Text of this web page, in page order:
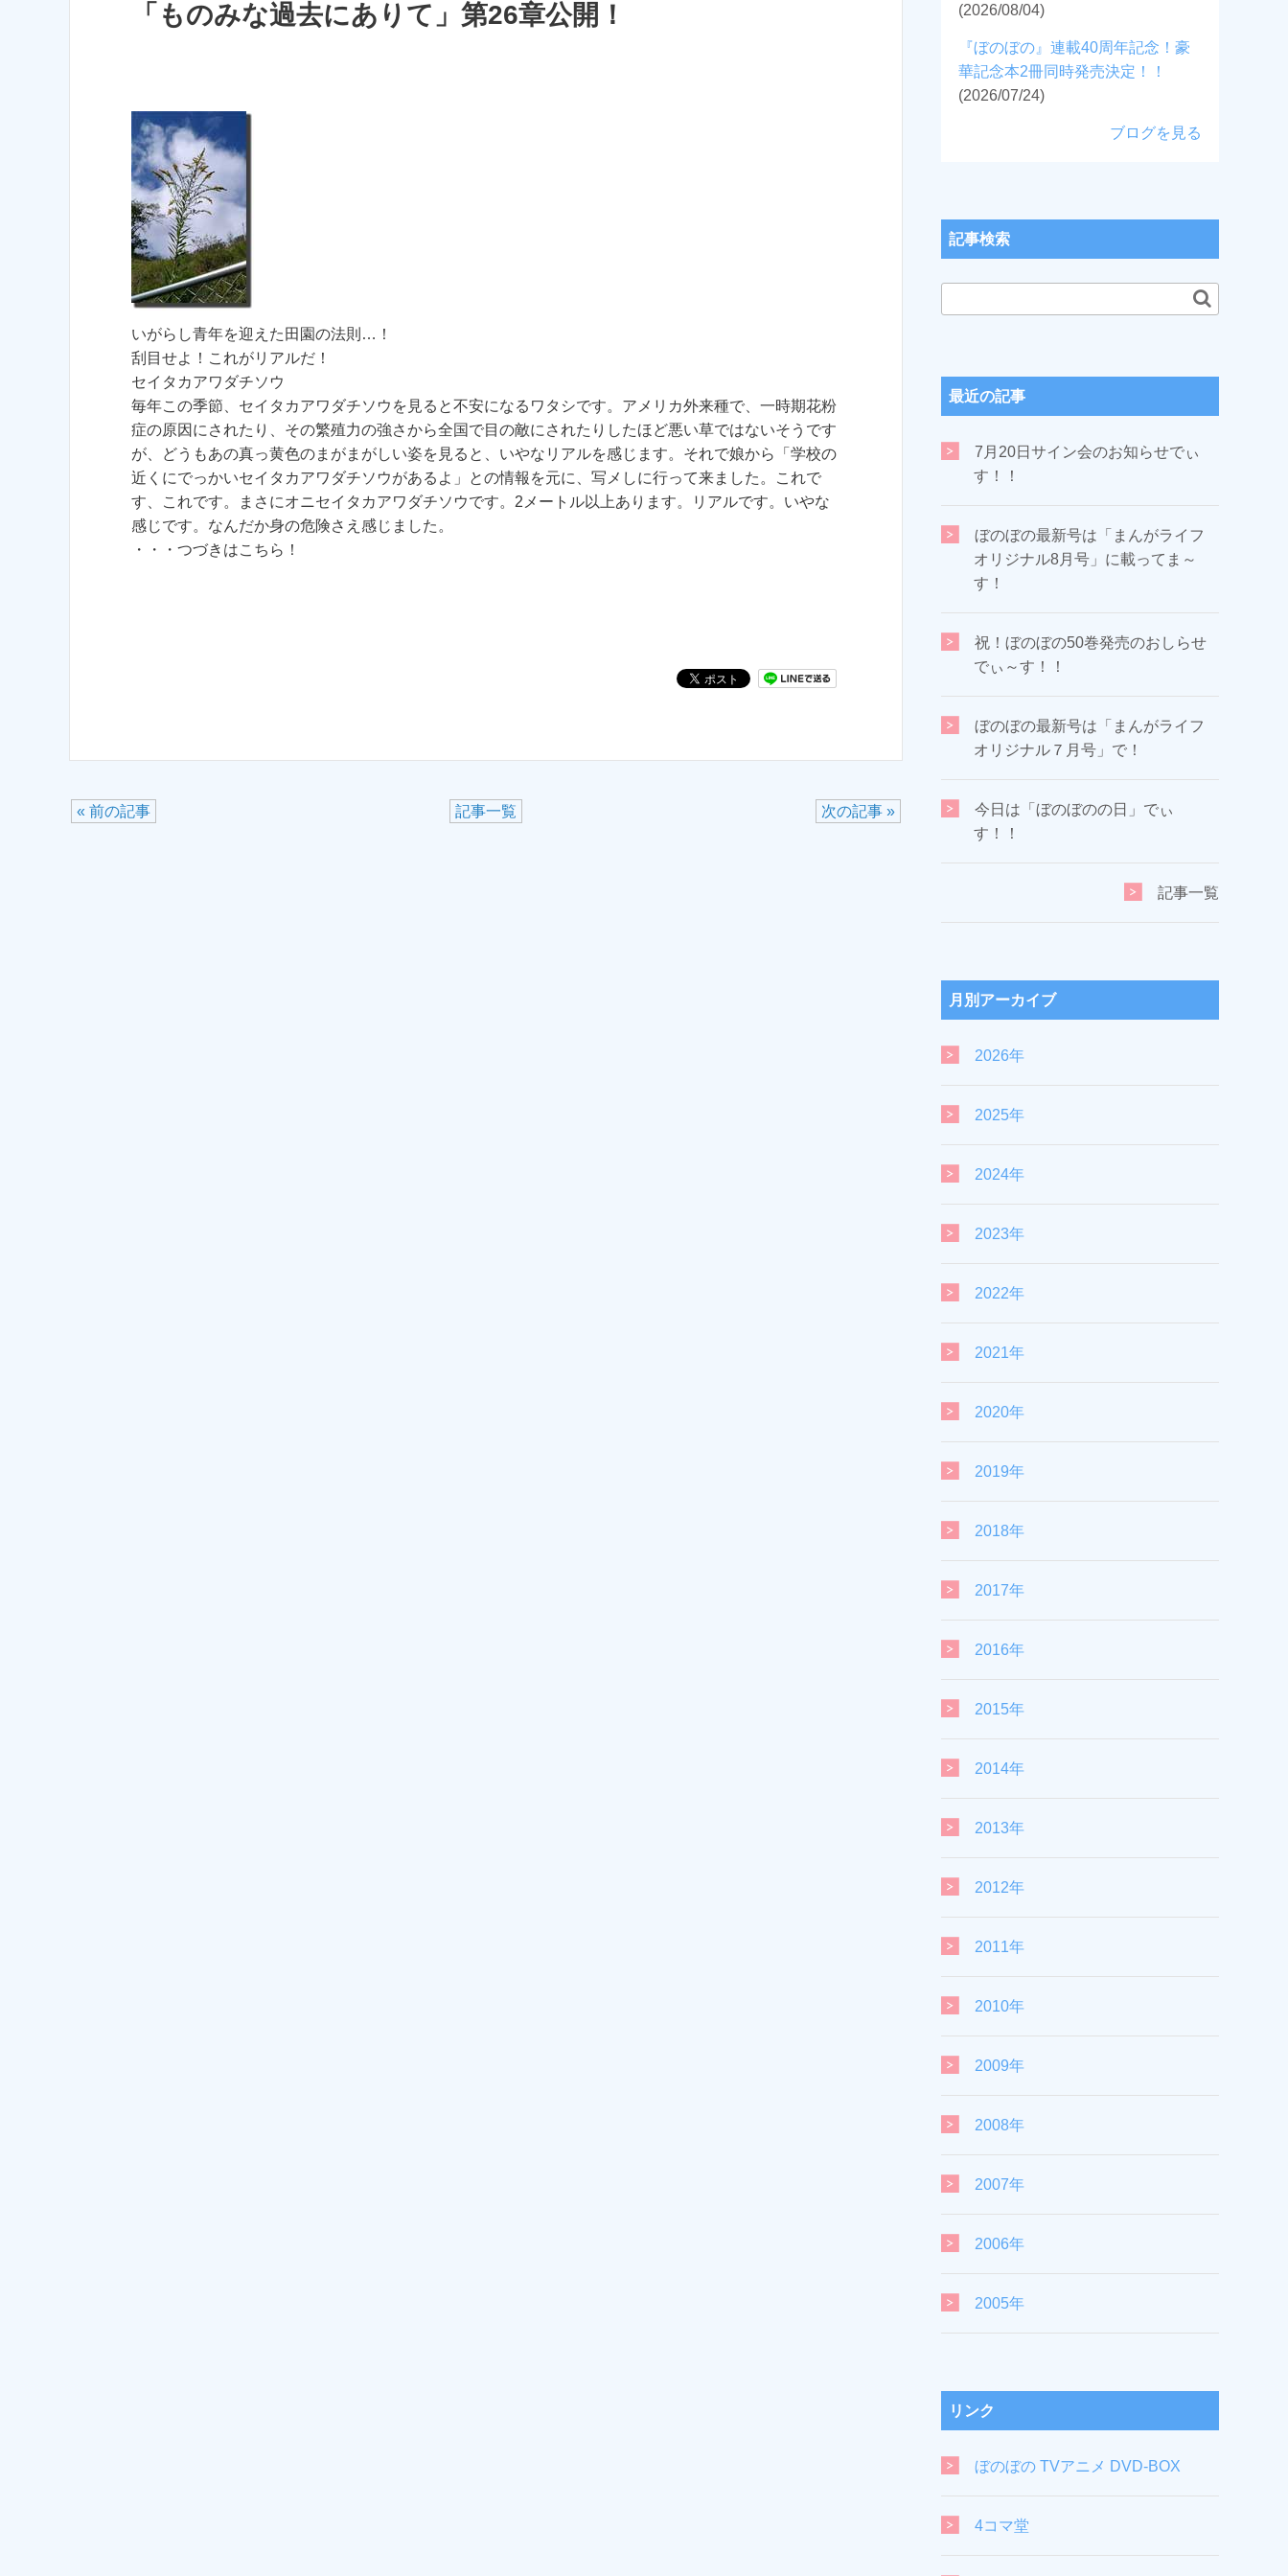
「ものみな過去にありて」第26章公開！
いがらし青年を迎えた田園の法則…！
刮目せよ！これがリアルだ！
セイタカアワダチソウ
毎年この季節、セイタカアワダチソウを見ると不安になるワタシです。アメリカ外来種で、一時期花粉
症の原因にされたり、その繁殖力の強さから全国で目の敵にされたりしたほど悪い草ではないそうです
が、どうもあの真っ黄色のまがまがしい姿を見ると、いやなリアルを感じます。それで娘から「学校の
近くにでっかいセイタカアワダチソウがあるよ」との情報を元に、写メしに行って来ました。これで
す、これです。まさにオニセイタカアワダチソウです。2メートル以上あります。リアルです。いやな
感じです。なんだか身の危険さえ感じました。
・・・つづきはこちら！
次の記事 »
記事一覧
« 前の記事
(2026/08/04)
『ぼのぼの』連載40周年記念！豪
華記念本2冊同時発売決定！！
(2026/07/24)
ブログを見る
記事検索
最近の記事
7月20日サイン会のお知らせでぃ
す！！
ぼのぼの最新号は「まんがライフ
オリジナル8月号」に載ってま～
す！
祝！ぼのぼの50巻発売のおしらせ
でぃ～す！！
ぼのぼの最新号は「まんがライフ
オリジナル７月号」で！
今日は「ぼのぼのの日」でぃ
す！！
記事一覧
月別アーカイブ
2026年
2025年
2024年
2023年
2022年
2021年
2020年
2019年
2018年
2017年
2016年
2015年
2014年
2013年
2012年
2011年
2010年
2009年
2008年
2007年
2006年
2005年
リンク
ぼのぼの TVアニメ DVD-BOX
4コマ堂